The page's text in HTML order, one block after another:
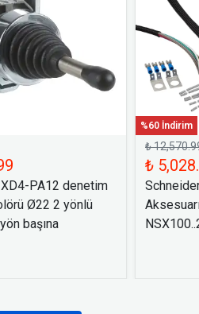
PA12 denetim
Ø22 2 yönlü
başına
%60 İndirim
₺
₺